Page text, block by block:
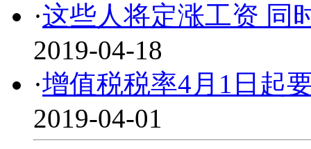
·这些人将定涨工资 同
2019-04-18
·增值税税率4月1日起
2019-04-01